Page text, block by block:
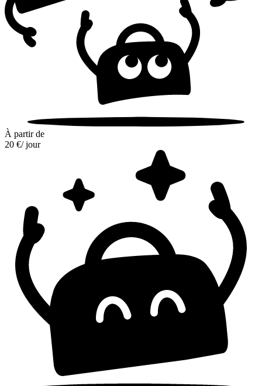
À partir de
20 €/ jour